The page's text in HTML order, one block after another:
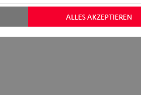
ALLES AKZEPTIEREN